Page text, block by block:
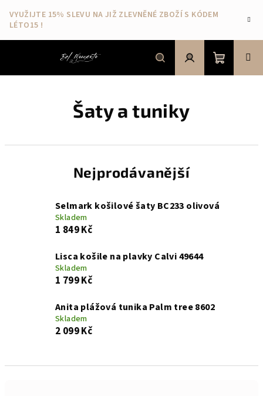
obsah
VYUŽIJTE 15% SLEVU NA JIŽ ZLEVNĚNÉ ZBOŽÍ S KÓDEM
LÉTO15 !
HledatPřihlášeníNákupní
Šaty a tuniky
Nejprodávanější
Selmark košilové šaty BC233 olivová
Skladem
1 849 Kč
Lisca košile na plavky Calvi 49644
Skladem
1 799 Kč
Anita plážová tunika Palm tree 8602
Skladem
2 099 Kč